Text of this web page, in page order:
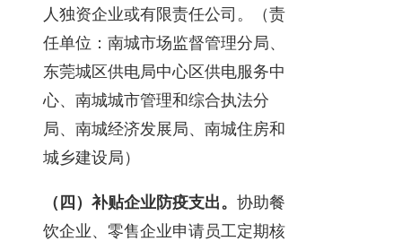
人独资企业或有限责任公司。（责
任单位：南城市场监督管理分局、
东莞城区供电局中心区供电服务中
心、南城城市管理和综合执法分
局、南城经济发展局、南城住房和
城乡建设局）
（四）补贴企业防疫支出。 协助餐
饮企业、零售企业申请员工定期核